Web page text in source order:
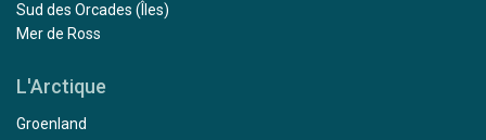
Sud des Orcades (Îles)
Mer de Ross
L'Arctique
Groenland